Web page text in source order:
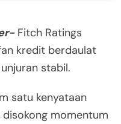
Fitch Ratings
kredit berdaulat
stabil.
satu kenyataan
momentum